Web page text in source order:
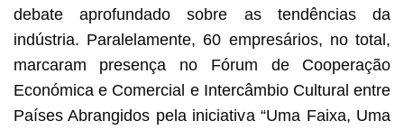
debate aprofundado sobre as tendências da
indústria. Paralelamente, 60 empresários, no total,
marcaram presença no Fórum de Cooperação
Económica e Comercial e Intercâmbio Cultural entre
Países Abrangidos pela iniciativa “Uma Faixa, Uma